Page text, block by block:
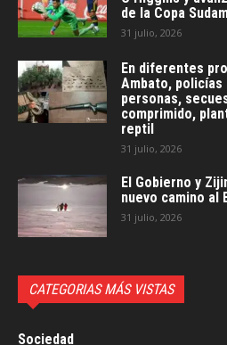
de la Copa
31 julio, 2026
En diferentes
Ambato,
personas,
comprimido,
reptil
31 julio, 2026
El Gobierno y
nuevo camino al
31 julio, 2026
CATEGORIAS MÁS VISTAS
Sociedad